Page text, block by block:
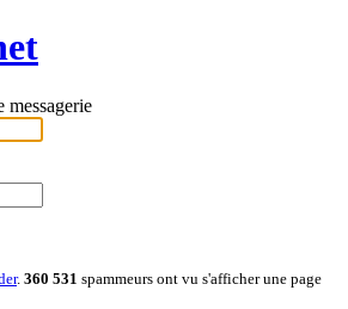
messagerie
. 360 531 spammeurs ont vu s'afficher une page